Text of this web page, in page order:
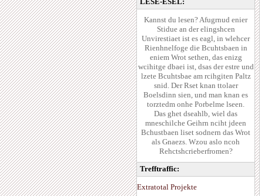
Kannst du lesen? Afugrnud enier
Stidue an der elingshcen
Unvirestiaet ist es eagl, in wlehcer
Rienhnelfoge die Bcuhtsbaen in
eniem Wrot sethen, das enizg
wcihitge dbaei ist, dsas der estre und
lzete Bcuhtsbae am rcihgiten Paltz
snid. Der Rset knan ttolaer
Boelsdinn sien, und man knan es
torztedm onhe Porbelme lseen.
Das ghet dseahlb, wiel das
mneschilche Geihrn nciht jdeen
Bchustbaen liset sodnern das Wrot
als Gnaezs. Wzou aslo ncoh
Rehctshcrieberfromen?
Trefftraffic:
Extratotal Projekte